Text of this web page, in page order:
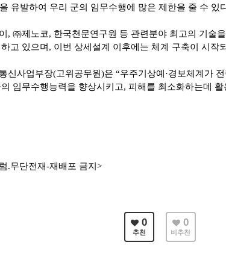
유발하여 우리 군의 임무수행에 많은 제한을 줄 수 있
, ㈜제노코, 한국천문연구원 등 관련분야 최고의 기술
고 있으며, 이번 상세설계 이후에는 체계 구축이 시작
신사업부장(고위공무원)은 “우주기상예·경보체계가
임무수행능력을 향상시키고, 피해를 최소화하는데
.무단전재-재배포 금지>
0
추천
0
비추천